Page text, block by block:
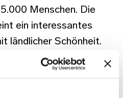
Menschen. Die
ein interessantes
ländlicher Schönheit.
das geschäftige
versprüht, bringt der